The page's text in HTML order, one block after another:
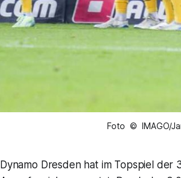
Foto © IMAGO/
Dynamo Dresden hat im Topspiel der